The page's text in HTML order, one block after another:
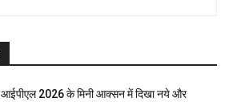
आईपीएल 2026 के मिनी आक्सन में दिखा नये और